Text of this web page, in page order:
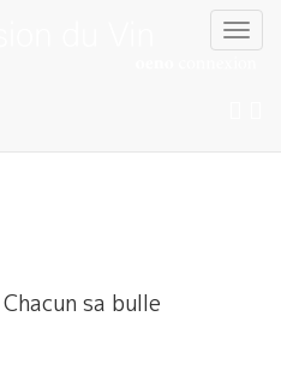
sa bulle